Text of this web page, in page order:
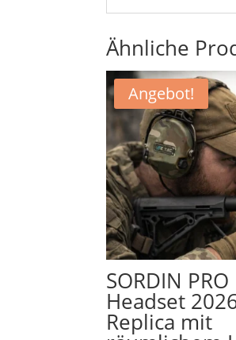
Ähnliche
Angebot!
SORDIN PRO
Headset
Replica mit